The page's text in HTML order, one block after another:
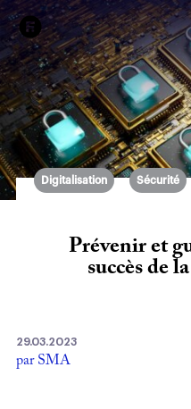
Digitalisation Sécurité
Prévenir et
succès de
29.03.2023
par SMA